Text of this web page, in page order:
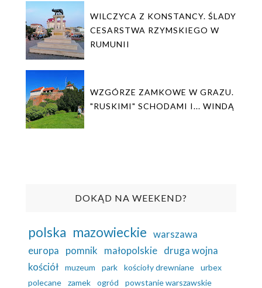
WILCZYCA Z KONSTANCY. ŚLADY
CESARSTWA RZYMSKIEGO W
RUMUNII
WZGÓRZE ZAMKOWE W GRAZU.
"RUSKIMI" SCHODAMI I... WINDĄ
DOKĄD NA WEEKEND?
polska mazowieckie warszawa
europa
pomnik małopolskie druga wojna
kościół
muzeum park kościoły drewniane
urbex
polecane
zamek ogród
powstanie warszawskie